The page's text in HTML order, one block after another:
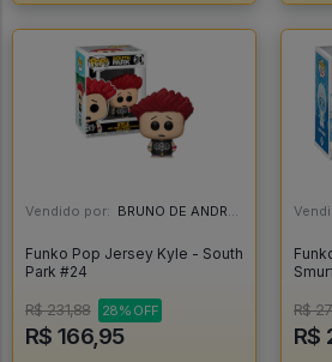
Vendido por: BRUNO DE ANDRADE CLEMENTE - SC
Funko Pop Jersey Kyle - South
Park #24
R$ 231,88 28% OFF
R$ 166,95
R$
R$